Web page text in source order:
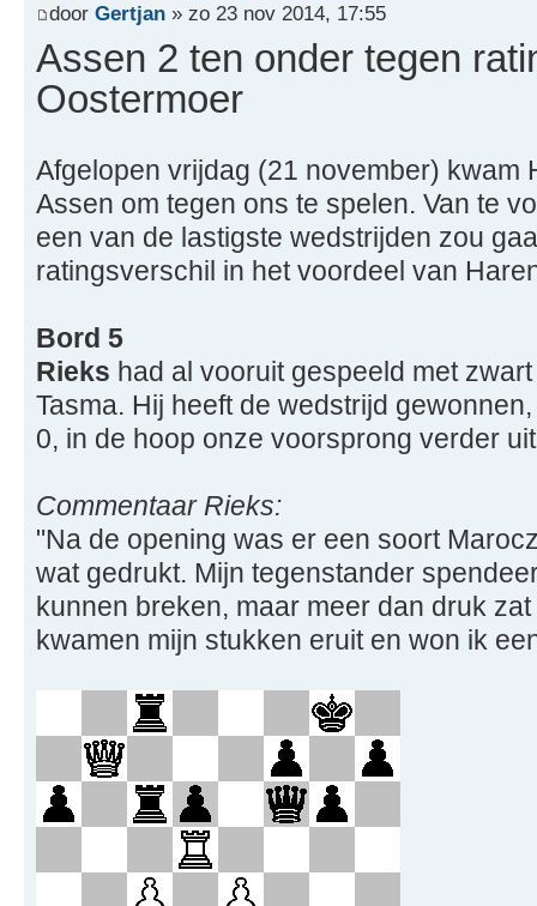
door Gertjan » zo 23 nov 2014, 17:55
Assen 2 ten onder tegen
Oostermoer
Afgelopen vrijdag (21 november) kwam
Assen om tegen ons te spelen. Van te
een van de lastigste wedstrijden zou
ratingsverschil in het voordeel van
Bord 5
Rieks had al vooruit gespeeld met
Tasma. Hij heeft de wedstrijd
0, in de hoop onze voorsprong verder
Commentaar Rieks:
"Na de opening was er een soort
wat gedrukt. Mijn tegenstander
kunnen breken, maar meer dan druk
kwamen mijn stukken eruit en won ik